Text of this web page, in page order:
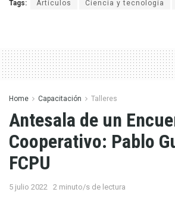
Tags: Artículos Ciencia y tecnología
Home Capacitación Talleres
Antesala de un
Cooperativo: Pablo
FCPU
5 julio 2022 2 minuto/s de lectura